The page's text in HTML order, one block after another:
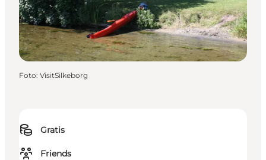
Gratis
Friends
Foto: VisitSilkeborg